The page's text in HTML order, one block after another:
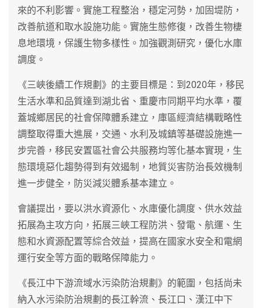
來的不利影響。實施工程整治，穩定河勢，加固堤防，
改善航道和取水設施功能。實施生態修復，改善生物棲
息地環境，保護生物多樣性。加強觀測研究，優化水庫
調度。
《三峽後續工作規劃》的主要目標是：到2020年，移民
生活水準和品質達到湖北省、重慶市同期平均水準，覆
蓋城鄉居民的社會保障體系建立，庫區經濟結構戰略性
調整取得重大進展，交通、水利及城鎮等基礎設施進一
步完善，移民安置區社會公共服務均等化基本實現，生
態環境惡化趨勢得到有效遏制，地質災害防治長效機制
進一步健全，防災減災體系基本建立。
會議提出，要以洪水資源化、水庫優化調度、供水效益
拓展為主攻方向，拓展三峽工程防洪、發電、航運、生
態和水資源配置等綜合效益，提高在國家水安全和電網
運行安全等方面的戰略保障能力。
《長江中下游流域水污染防治規劃》的範圍，包括尚未
納入水污染防治規劃的長江幹流、長江口、漢江中下